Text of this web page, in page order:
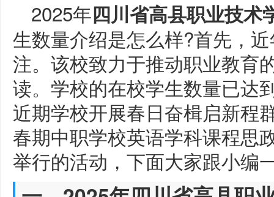
2025年四川省高县职业技术
生数量介绍是怎么样?首先，
注。该校致力于推动职业教育
读。学校的在校学生数量已达
近期学校开展春日奋楫启新程
春期中职学校英语学科课程思
举行的活动，下面大家跟小编